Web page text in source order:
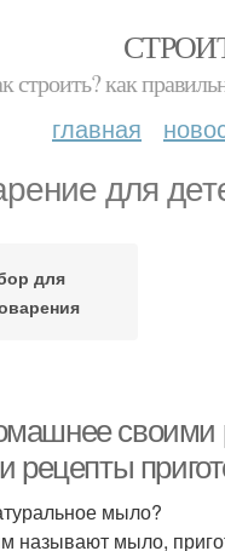
строить? как
главная
для
для
своими
рецепты
мыло?
называют мыло,